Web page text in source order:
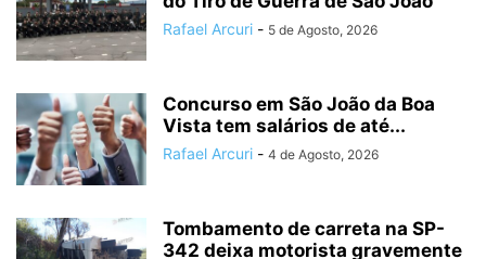
Rafael Arcuri - 5 de Agosto, 2026
Concurso em São João da Boa
Vista tem salários de até...
Rafael Arcuri - 4 de Agosto, 2026
Tombamento de carreta na SP-
342 deixa motorista gravemente